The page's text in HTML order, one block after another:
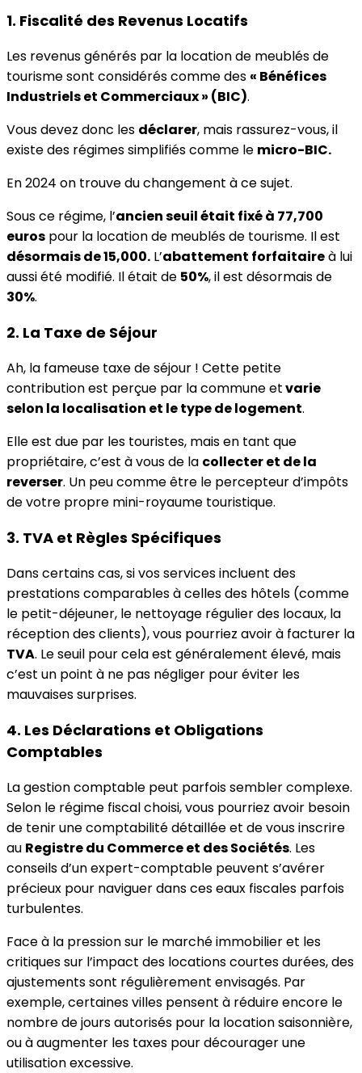
1. Fiscalité des Revenus Locatifs
Les revenus générés par la location de meublés de
tourisme sont considérés comme des « Bénéfices
Industriels et Commerciaux » (BIC).
Vous devez donc les déclarer, mais rassurez-vous, il
existe des régimes simplifiés comme le micro-BIC.
En 2024 on trouve du changement à ce sujet.
Sous ce régime, l’ancien seuil était fixé à 77,700
euros pour la location de meublés de tourisme. Il est
désormais de 15,000. L’abattement forfaitaireà lui
aussi été modifié. Il était de 50%, il est désormais de
30%.
2. La Taxe de Séjour
Ah, la fameuse taxe de séjour ! Cette petite
contribution est perçue par la commune etvarie
selon la localisation et le type de logement.
Elle est due par les touristes, mais en tant que
propriétaire, c’est à vous de la collecter et de la
reverser. Un peu comme être le percepteur d’impôts
de votre propre mini-royaume touristique.
3. TVA et Règles Spécifiques
Dans certains cas, si vos services incluent des
prestations comparables à celles des hôtels (comme
le petit-déjeuner, le nettoyage régulier des locaux, la
réception des clients), vous pourriez avoir à facturer la
TVA. Le seuil pour cela est généralement élevé, mais
c’est un point à ne pas négliger pour éviter les
mauvaises surprises.
4. Les Déclarations et Obligations
Comptables
La gestion comptable peut parfois sembler complexe.
Selon le régime fiscal choisi, vous pourriez avoir besoin
de tenir une comptabilité détaillée et de vous inscrire
au Registre du Commerce et des Sociétés. Les
conseils d’un expert-comptable peuvent s’avérer
précieux pour naviguer dans ces eaux fiscales parfois
turbulentes.
Face à la pression sur le marché immobilier et les
critiques sur l’impact des locations courtes durées, des
ajustements sont régulièrement envisagés. Par
exemple, certaines villes pensent à réduire encore le
nombre de jours autorisés pour la location saisonnière,
ou à augmenter les taxes pour décourager une
utilisation excessive.